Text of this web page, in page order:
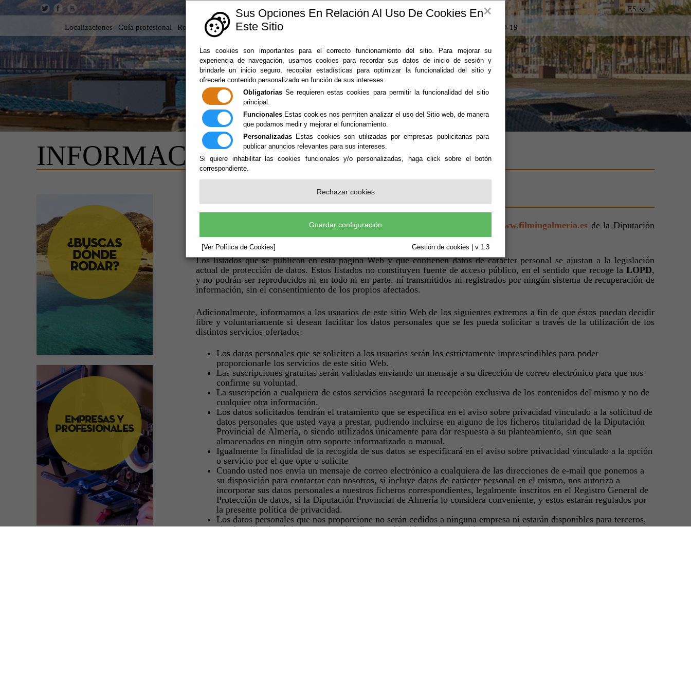
×
Sus Opciones En Relación Al Uso De Cookies En
Este Sitio
Las cookies son importantes para el correcto funcionamiento del sitio. Para mejorar su
experiencia de navegación, usamos cookies para recordar sus datos de inicio de sesión y
brindarle un inicio seguro, recopilar estadísticas para optimizar la funcionalidad del sitio y
ofrecerle contenido personalizado en función de sus intereses.
Obligatorias Se requieren estas cookies para permitir la funcionalidad del sitio
principal.
Funcionales Estas cookies nos permiten analizar el uso del Sitio web, de manera
que podamos medir y mejorar el funcionamiento.
Personalizadas Estas cookies son utilizadas por empresas publicitarias para
publicar anuncios relevantes para sus intereses.
Si quiere inhabilitar las cookies funcionales y/o personalizadas, haga click sobre el botón
correspondiente.
Rechazar cookies
Guardar configuración
[Ver Política de Cookies] Gestión de cookies | v.1.3
ES
Localizaciones Guía profesional Rodar en Almería 360 COVID-19
INFORMACION
POLÍTICA DE PRIVACIDAD
Además de las consideraciones realizadas en el“Aviso Legal” www.filmingalmeria.es de la Diputación
Provincial de Almería se acoge a las siguientes condiciones de privacidad:
Los listados que se publican en esta página Web y que contienen datos de carácter personal se ajustan a la legislación
actual de protección de datos. Estos listados no constituyen fuente de acceso público, en el sentido que recoge la LOPD,
y no podrán ser reproducidos ni en todo ni en parte, ní transmitidos ni registrados por ningún sistema de recuperación de
información, sin el consentimiento de los propios afectados.
Adicionalmente, informamos a los usuarios de este sitio Web de los siguientes extremos a fin de que éstos puedan decidir
libre y voluntariamente si desean facilitar los datos personales que se les pueda solicitar a través de la utilización de los
distintos servicios ofertados:
Los datos personales que se soliciten a los usuarios serán los estrictamente imprescindibles para poder
proporcionarle los servicios de este sitio Web.
Las suscripciones gratuitas serán validadas enviando un mensaje a su dirección de correo electrónico para que nos
confirme su voluntad.
La suscripción a cualquiera de estos servicios asegurará la recepción exclusiva de los contenidos del mismo y no de
cualquier otra información.
Los datos solicitados tendrán el tratamiento que se especifica en el aviso sobre privacidad vinculado a la solicitud de
datos personales que usted vaya a prestar, pudiendo incluirse en alguno de los ficheros titularidad de la Diputación
Provincial de Almería, o siendo utilizados únicamente para dar respuesta a su planteamiento, sin que sean
almacenados en ningún otro soporte informatizado o manual.
Igualmente la finalidad de la recogida de sus datos se especificará en el aviso sobre privacidad vinculado a la opción
o servicio por el que opte o solicite
Cuando usted nos envía un mensaje de correo electrónico a cualquiera de las direcciones de e-mail que ponemos a
su disposición para contactar con nosotros, si incluye datos de carácter personal en el mismo, nos autoriza a
incorporar sus datos personales a nuestros ficheros correspondientes, legalmente inscritos en el Registro General de
Protección de datos, si la Diputación Provincial de Almería lo considera conveniente, y estos estarán regulados por
la presente política de privacidad.
Los datos personales que nos proporcione no serán cedidos a ninguna empresa ni estarán disponibles para terceros,
siendo utilizados únicamente para los fines establecidos en la recogida concreta de los mismos.